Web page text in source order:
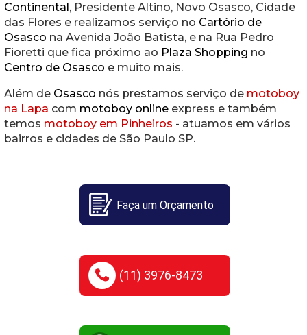
Continental, Presidente Altino, Novo Osasco, Cidade
das Flores e realizamos serviço no Cartório de
Osasco na Avenida João Batista, e na Rua Pedro
Fioretti que fica próximo ao Plaza Shopping no
Centro de Osasco e muito mais.
Além de Osasco nós prestamos serviço de motoboy
na Lapa com motoboy online express e também
temos motoboy em Pinheiros - atuamos em vários
bairros e cidades de São Paulo SP.
Faça um Orçamento
(11) 3976-8473